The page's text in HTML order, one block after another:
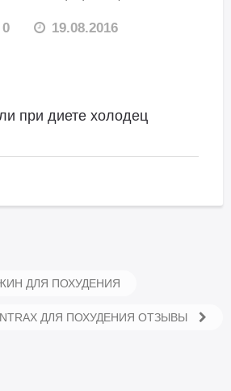
0
19.08.2016
при диете холодец
ДЛЯ ПОХУДЕНИЯ
ДЛЯ ПОХУДЕНИЯ ОТЗЫВЫ